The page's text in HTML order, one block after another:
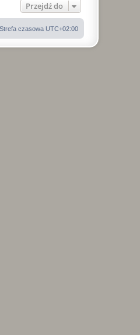
Przejdź do
Strefa czasowa UTC+02:00